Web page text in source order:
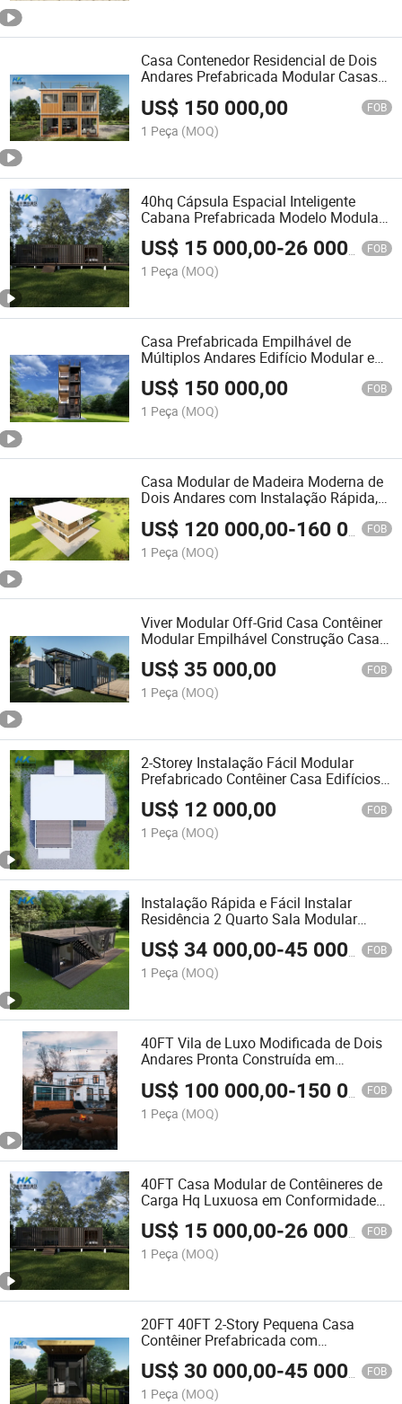
Casa Contenedor Residencial de Dois
Andares Prefabricada Modular Casas
de Contêineres Marítimos
US$ 150 000,00 FOB
1 Peça (MOQ)
40hq Cápsula Espacial Inteligente
Cabana Prefabricada Modelo Modular
Residencial Casa de Contêineres
Enviados Casas Residenciais
US$ 15 000,00-26 000,00 FOB
1 Peça (MOQ)
Casa Prefabricada Empilhável de
Múltiplos Andares Edifício Modular e
Prefabricado Casa Contêiner Padrão
US$ 150 000,00 FOB
1 Peça (MOQ)
Casa Modular de Madeira Moderna de
Dois Andares com Instalação Rápida,
US$ 120 000,00-160 000,00 FOB
1 Peça (MOQ)
Viver Modular Off-Grid Casa Contêiner
Modular Empilhável Construção Casa
Contêiner Prefabricada
US$35 000,00 FOB
1 Peça (MOQ)
2-Storey Instalação Fácil Modular
Prefabricado Contêiner Casa Edifícios
Lares Casa Vila
US$ 12 000,00 FOB
1 Peça (MOQ)
Instalação Rápida e Fácil Instalar
Residência 2 Quarto Sala Modular
Prefabricado Casa Container Tiny
Home
US$34 000,00-45 000,00 FOB
1 Peça (MOQ)
40FT Vila de Luxo Modificada de Dois
Andares Pronta Construída em
Garagem
US$ 100 000,00-150 000,00 FOB
1 Peça (MOQ)
40FT Casa Modular de Contêineres de
Carga Hq Luxuosa em Conformidade
com os Padrões Australianos
US$ 15 000,00-26 000,00 FOB
1 Peça (MOQ)
20FT 40FT 2-Story Pequena Casa
Contêiner Prefabricada com
Revestimento de Madeira
US$30 000,00-45 000,00 FOB
1 Peça (MOQ)